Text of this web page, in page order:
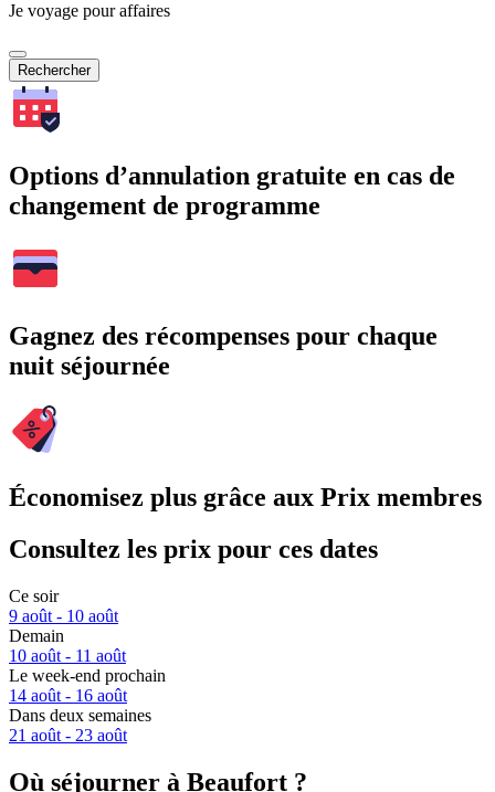
Je voyage pour affaires
Rechercher
Options d’annulation gratuite en cas de
changement de programme
Gagnez des récompenses pour chaque
nuit séjournée
Économisez plus grâce aux Prix membres
Consultez les prix pour ces dates
Ce soir
9 août - 10 août
Demain
10 août - 11 août
Le week-end prochain
14 août - 16 août
Dans deux semaines
21 août - 23 août
Où séjourner à Beaufort ?